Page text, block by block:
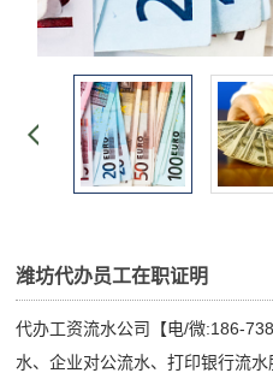
潍坊代办员工在职证明
代办工资流水公司【电/微:186-
水、企业对公流水、打印银行流